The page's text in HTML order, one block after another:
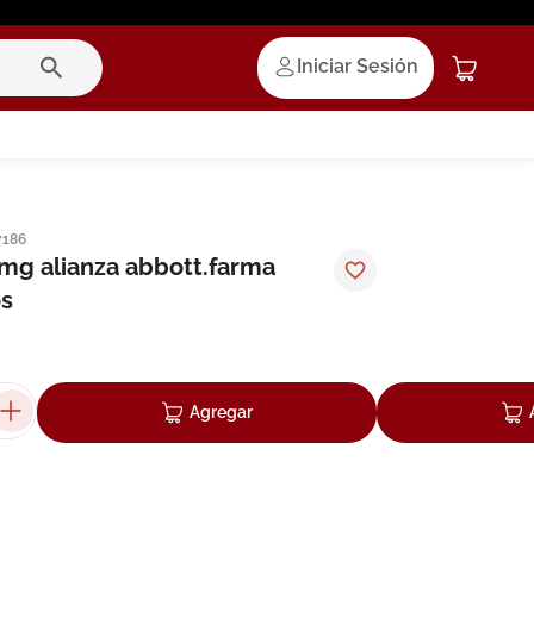
Iniciar Sesión
alianza abbott.farma
Agregar